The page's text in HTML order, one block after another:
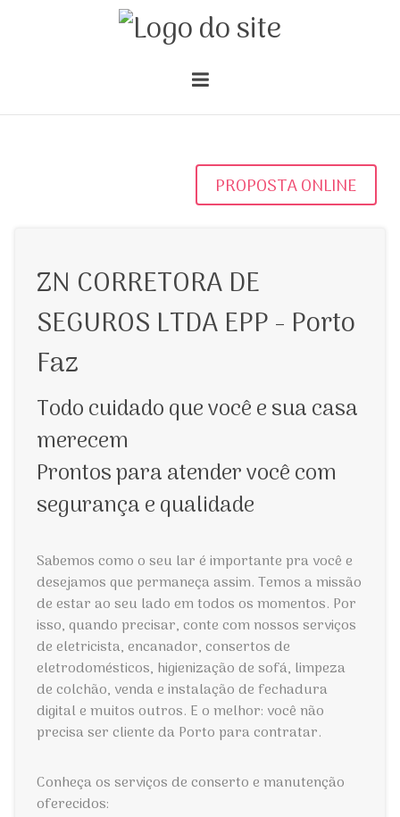
PROPOSTA ONLINE
ZN CORRETORA DE
SEGUROS LTDA EPP - Porto
Faz
Todo cuidado que você e sua casa
merecem
Prontos para atender você com
segurança e qualidade
Sabemos como o seu lar é importante pra você e
desejamos que permaneça assim. Temos a missão
de estar ao seu lado em todos os momentos. Por
isso, quando precisar, conte com nossos serviços
de eletricista, encanador, consertos de
eletrodomésticos, higienização de sofá, limpeza
de colchão, venda e instalação de fechadura
digital e muitos outros. E o melhor: você não
precisa ser cliente da Porto para contratar.
Conheça os serviços de conserto e manutenção
oferecidos: